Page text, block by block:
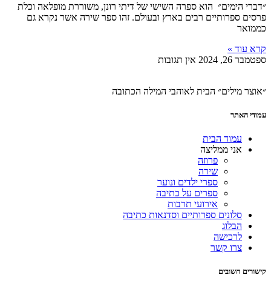
״דברי הימים״ הוא ספרה השישי של דיתי רונן, משוררת מופלאה וכלת
פרסים ספרותיים רבים בארץ ובעולם. זהו ספר שירה אשר נקרא גם
כממואר
קרא עוד »
ספטמבר 26, 2024
אין תגובות
״אוצר מילים״ הבית לאוהבי המילה הכתובה
עמודי האתר
עמוד הבית
אני ממליצה
פרוזה
שירה
ספרי ילדים ונוער
ספרים על כתיבה
אירועי תרבות
סלונים ספרותיים וסדנאות כתיבה
הבלוג
לרכישה
צרו קשר
קישורים חשובים